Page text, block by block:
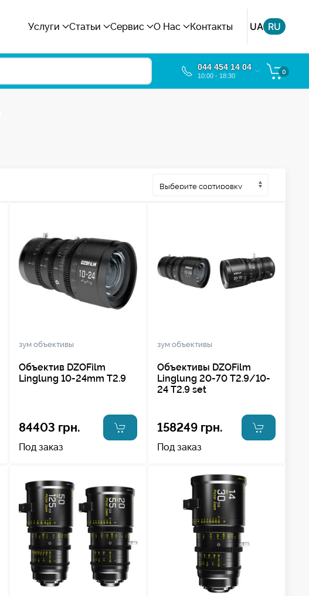
Услуги Статьи Сервис О Нас Контакты UA RU
044 454 14 04
10:00 - 18:30
0
зум объективы
Объектив DZOFilm
Linglung 10-24mm T2.9
84403 грн.
Под заказ
зум объективы
Объективы DZOFilm
Linglung 20-70 T2.9/10-
24 T2.9 set
158249 грн.
Под заказ